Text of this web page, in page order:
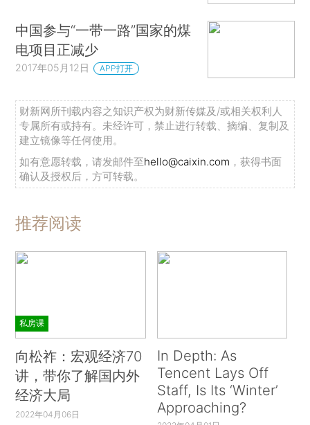
中国参与“一带一路”国家的煤
电项目正减少
2017年05月12日 APP打开
财新网所刊载内容之知识产权为财新传媒及/或相关权利人
专属所有或持有。未经许可，禁止进行转载、摘编、复制及
建立镜像等任何使用。
如有意愿转载，请发邮件至hello@caixin.com ，获得书面
确认及授权后，方可转载。
推荐阅读
私房课
向松祚：宏观经济70
讲，带你了解国内外
经济大局
2022年04月06日
In Depth: As
Tencent Lays Off
Staff, Is Its ‘Winter’
Approaching?